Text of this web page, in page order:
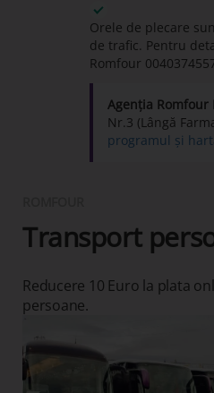
Orele de plecare
de trafic. Pentru
Romfour
Agenția Romfour
Nr.3 (Lângă
programul și
Transport
Reducere 10 Euro la plata
persoane.